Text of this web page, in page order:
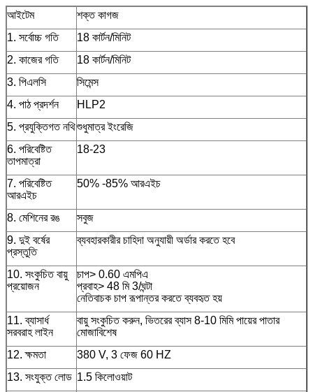
আইটেম
শক্ত কাগজ
1. সর্বোচ্চ গতি
18 কার্টন/মিনিট
2. কাজের গতি
18 কার্টন/মিনিট
3. পিএলসি
সিমেন্স
4. পাঠ প্রদর্শন
HLP2
5. প্রযুক্তিগত নথিশুধুমাত্র ইংরেজি
6. পরিবেষ্টিত
তাপমাত্রা
18-23
7. পরিবেষ্টিত
আরএইচ
50% -85% আরএইচ
8. মেশিনের রঙ
সবুজ
9. দুই বর্ষের
প্রস্তুতি
ব্যবহারকারীর চাহিদা অনুযায়ী অর্ডার করতে হবে
10. সংকুচিত বায়ু
প্রয়োজন
চাপ> 0.60 এমপিএ
প্রবাহ> 48 মি 3/ঘন্টা
নেতিবাচক চাপ রূপান্তর করতে ব্যবহৃত হয়
11. ব্যাসার্ধ
সরবরাহ লাইন
বায়ু সংকুচিত করুন, ভিতরের ব্যাস 8-10 মিমি পায়ের পাতার
মোজাবিশেষ
12. ক্ষমতা
380 V, 3 ফেজ 60 HZ
13. সংযুক্ত লোড 1.5 কিলোওয়াট